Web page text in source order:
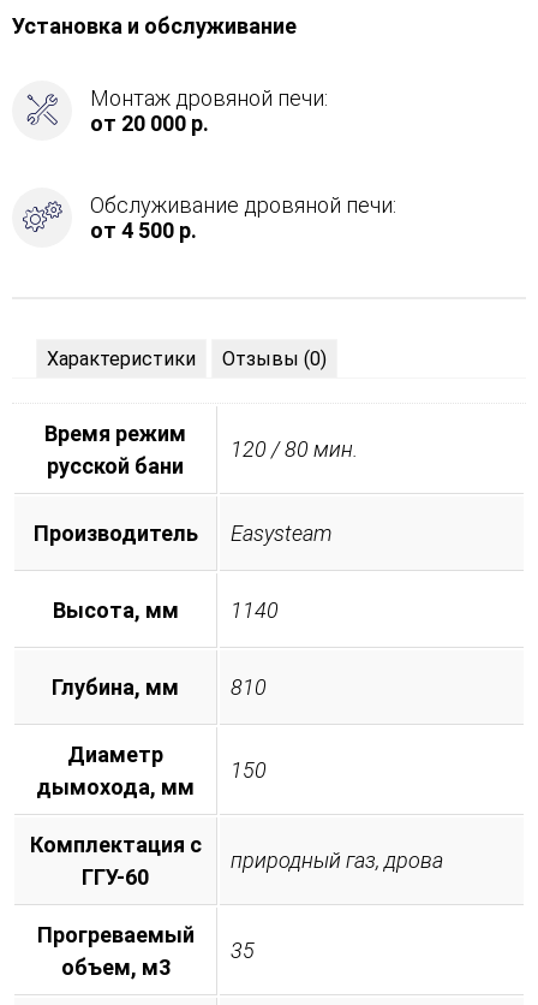
Боковое
дымохода
Установка и обслуживание
Монтаж дровяной печи:
от 20 000 р.
Обслуживание дровяной печи:
от 4 500 р.
Характеристики Отзывы (0)
Время режим
русской бани
120 / 80 мин.
Производитель Easysteam
Высота, мм 1140
Глубина, мм 810
Диаметр
дымохода, мм
150
Комплектация с
ГГУ-60
природный газ, дрова
Прогреваемый
объем, м3
35